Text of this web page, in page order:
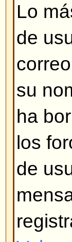
nadie
(miles
la
el
Volver
de
Hay